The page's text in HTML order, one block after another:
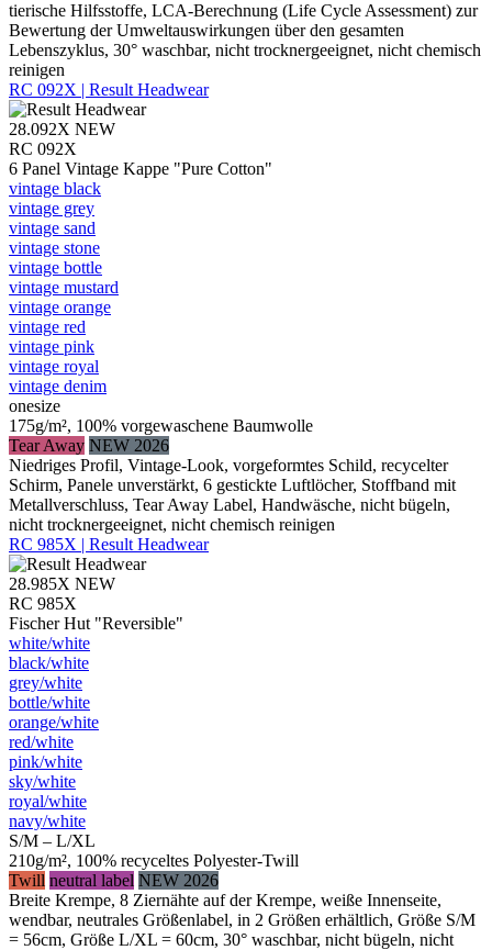
tierische Hilfsstoffe, LCA-Berechnung (Life Cycle Assessment) zur
Bewertung der Umweltauswirkungen über den gesamten
Lebenszyklus, 30° waschbar, nicht trocknergeeignet, nicht chemisch
reinigen
RC 092X | Result Headwear
28.092X NEW
RC 092X
6 Panel Vintage Kappe "Pure Cotton"
vintage black
vintage grey
vintage sand
vintage stone
vintage bottle
vintage mustard
vintage orange
vintage red
vintage pink
vintage royal
vintage denim
onesize
175g/m², 100% vorgewaschene Baumwolle
Tear Away NEW 2026
Niedriges Profil, Vintage-Look, vorgeformtes Schild, recycelter
Schirm, Panele unverstärkt, 6 gestickte Luftlöcher, Stoffband mit
Metallverschluss, Tear Away Label, Handwäsche, nicht bügeln,
nicht trocknergeeignet, nicht chemisch reinigen
RC 985X | Result Headwear
28.985X NEW
RC 985X
Fischer Hut "Reversible"
white/​white
black/​white
grey/​white
bottle/​white
orange/​white
red/​white
pink/​white
sky/​white
royal/​white
navy/​white
S/M – L/XL
210g/m², 100% recyceltes Polyester-Twill
Twill neutral label NEW 2026
Breite Krempe, 8 Ziernähte auf der Krempe, weiße Innenseite,
wendbar, neutrales Größenlabel, in 2 Größen erhältlich, Größe S/M
= 56cm, Größe L/XL = 60cm, 30° waschbar, nicht bügeln, nicht